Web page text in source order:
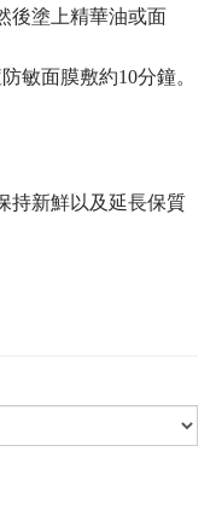
後塗上精華油或面
敏面膜敷約10分鐘。
持新鮮以及延長保質